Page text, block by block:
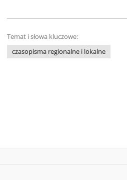
Temat i słowa kluczowe:
czasopisma regionalne i lokalne